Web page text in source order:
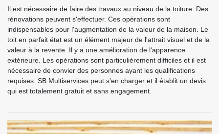
Il est nécessaire de faire des travaux au niveau de la toiture. Des
rénovations peuvent s'effectuer. Ces opérations sont
indispensables pour l'augmentation de la valeur de la maison. Le
toit en parfait état est un élément majeur de l'attrait visuel et de la
valeur à la revente. Il y a une amélioration de l'apparence
extérieure. Les opérations sont particulièrement difficiles et il est
nécessaire de convier des personnes ayant les qualifications
requises. SB Multiservices peut s'en charger et il établit un devis
qui est totalement gratuit et sans engagement.